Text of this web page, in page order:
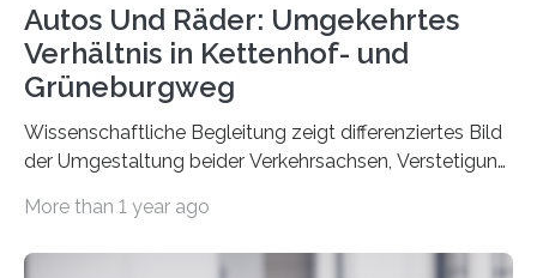
Autos Und Räder: Umgekehrtes
Verhältnis in Kettenhof- und
Grüneburgweg
Wissenschaftliche Begleitung zeigt differenziertes Bild
der Umgestaltung beider Verkehrsachsen, Verstetigung
fördern sowie die Wohn- und Aufenthaltsqualität zu
More than 1 year ago